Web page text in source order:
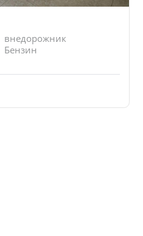
внедорожник
Бензин